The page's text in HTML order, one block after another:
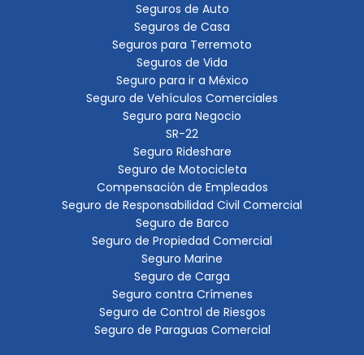
Seguros de Auto
Seguros de Casa
Seguros para Terremoto
Seguros de Vida
Seguro para ir a México
Seguro de Vehículos Comerciales
Seguro para Negocio
SR-22
Seguro Rideshare
Seguro de Motocicleta
Compensación de Empleados
Seguro de Responsabilidad Civil Comercial
Seguro de Barco
Seguro de Propiedad Comercial
Seguro Marine
Seguro de Carga
Seguro contra Crímenes
Seguro de Control de Riesgos
Seguro de Paraguas Comercial